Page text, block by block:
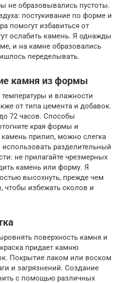
не образовывались пустоты.
постукивание по форме и
помогут избавиться от
ослабить камень. Я однажды
и на камне образовались
переделывать.
камня из формы
и влажности
от типа цемента и добавок.
72 часов. Способы
края формы и
прилип, можно слегка
разделительный
не прилагайте чрезмерных
камень или форму. Я
высохнуть, прежде чем
чтобы избежать сколов и
поверхность камня и
придает камню
Покрытие лаком или воском
и загрязнений. Создание
с помощью различных